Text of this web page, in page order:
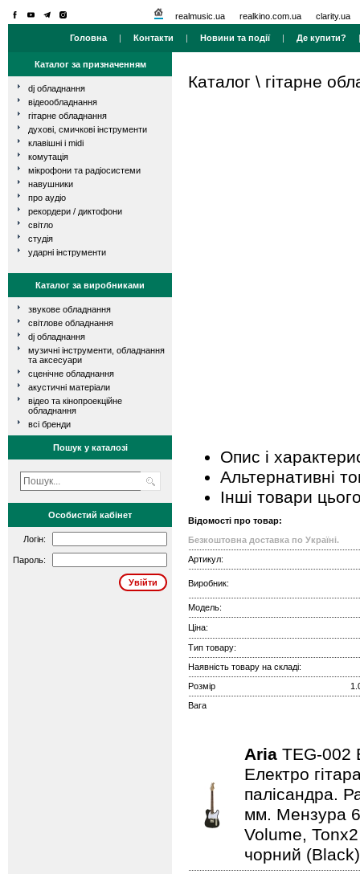
realmusic.ua realkino.com.ua clarity.ua
Головна | Контакти | Новини та події| Де купити?
Каталог за призначенням
dj обладнання
відеообладнання
гітарне обладнання
духові, смичкові інструменти
клавішні і midi
комутація
мікрофони та радіосистеми
навушники
про аудіо
рекордери / диктофони
світло
студія
ударні інструменти
Каталог за виробниками
звукове обладнання
світлове обладнання
dj обладнання
музичні інструменти, обладнання
та аксесуари
сценічне обладнання
акустичні матеріали
відео та кінопроекційне
обладнання
всі бренди
Пошук у каталозі
Особистий кабінет
Логін:
Пароль:
Каталог \ гітарне
Опис і
Альтернативні
Інші товари
Відомості про товар:
Безкоштовна доставка по Україні.
Артикул:
Виробник:
Модель:
Ціна:
Тип товару:
Наявність товару на складі:
Розмір
Вага
Aria TEG-
Електро
палісандра.
мм. Мензура
Volume,
чорний